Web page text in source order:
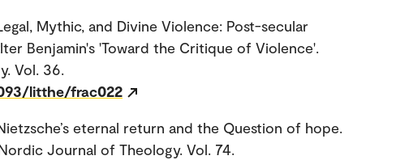
Mythic, and Divine Violence: Post-secular
Benjamin's 'Toward the Critique of Violence'.
Vol. 36.
litthe/frac022
eternal return and the Question of hope.
Journal of Theology. Vol. 74.